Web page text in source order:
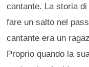
cantante. La storia
fare un salto nel
cantante era un
Proprio quando la